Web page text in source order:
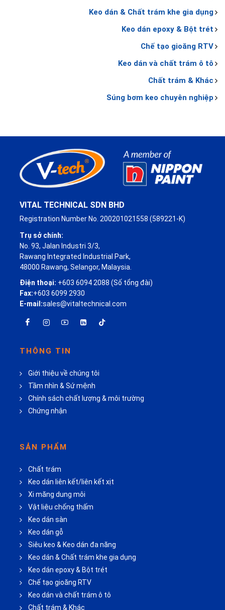
Keo dán & Chất trám khe gia dụng
Keo dán epoxy & Bột trét
Chế tạo gioăng RTV
Keo dán và chất trám ô tô
Chất trám & Khác
Súng bơm keo chuyên nghiệp
VITAL TECHNICAL SDN BHD
Registration Number No. 200201021558 (589221-K)
Trụ sở chính:
No. 93, Jalan Industri 3/3,
Rawang Integrated Industrial Park,
48000 Rawang, Selangor, Malaysia.
Điện thoại: +603 6094 2088 (Số tổng đài)
Fax:+603 6099 2930
E-mail:sales@vitaltechnical.com
THÔNG TIN
Giới thiệu về chúng tôi
Tầm nhìn & Sứ mệnh
Chính sách chất lượng & môi trường
Chứng nhận
SẢN PHẨM
Chất trám
Keo dán liên kết/liên kết xịt
Xi măng dung môi
Vật liệu chống thấm
Keo dán sàn
Keo dán gỗ
Siêu keo & Keo dán đa năng
Keo dán & Chất trám khe gia dụng
Keo dán epoxy & Bột trét
Chế tạo gioăng RTV
Keo dán và chất trám ô tô
Chất trám & Khác